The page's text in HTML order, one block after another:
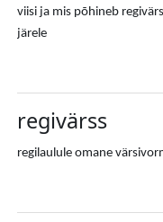
viisi ja mis põhineb
järele
regivärss
regilaulule omane